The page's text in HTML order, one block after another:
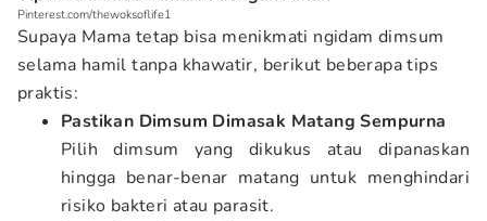
Pinterest.com/thewoksoflife1
Supaya Mama tetap bisa menikmati ngidam dimsum
selama hamil tanpa khawatir, berikut beberapa tips
praktis:
Pastikan Dimsum Dimasak Matang Sempurna
Pilih dimsum yang dikukus atau dipanaskan
hingga benar-benar matang untuk menghindari
risiko bakteri atau parasit.